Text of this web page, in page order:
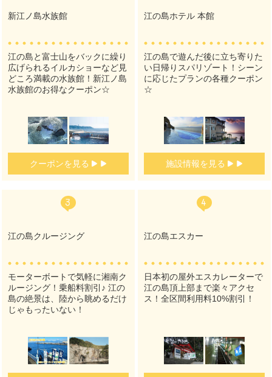
新江ノ島水族館
江の島と富士山をバックに繰り
広げられるイルカショーなど見
どころ満載の水族館！新江ノ島
水族館のお得なクーポン☆
クーポンを見る
江の島ホテル 本館
江の島で遊んだ後に立ち寄りた
い日帰りスパリゾート！シーン
に応じたプランの各種クーポン
☆
施設情報を見る
江の島クルージング
モーターボートで気軽に湘南ク
ルージング！乗船料割引♪ 江の
島の絶景は、陸から眺めるだけ
じゃもったいない！
江の島エスカー
日本初の屋外エスカレーターで
江の島頂上部まで楽々アクセ
ス！全区間利用料10%割引！